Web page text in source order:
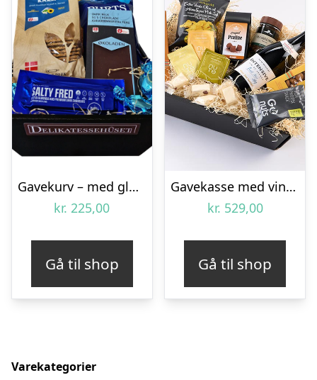
Gavekurv – med glutenfri delikatesser
kr. 225,00
Gå til shop
Gavekasse med vin og sødt til ganen – Send blomster med Bloomit
kr. 529,00
Gå til shop
Varekategorier